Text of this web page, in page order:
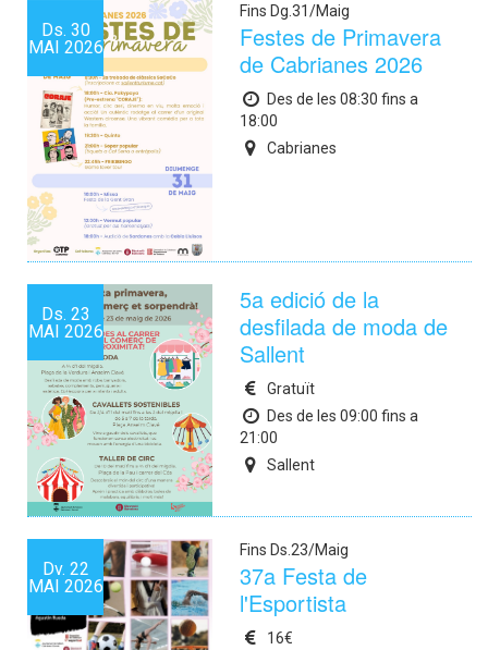
Ds. 30
MAI 2026
Fins Dg.31/Maig
Festes de Primavera
de Cabrianes 2026
Des de les 08:30 fins a
18:00
Cabrianes
Ds. 23
MAI 2026
5a edició de la
desfilada de moda de
Sallent
Gratuït
Des de les 09:00 fins a
21:00
Sallent
Dv. 22
MAI 2026
Fins Ds.23/Maig
37a Festa de
l'Esportista
16€